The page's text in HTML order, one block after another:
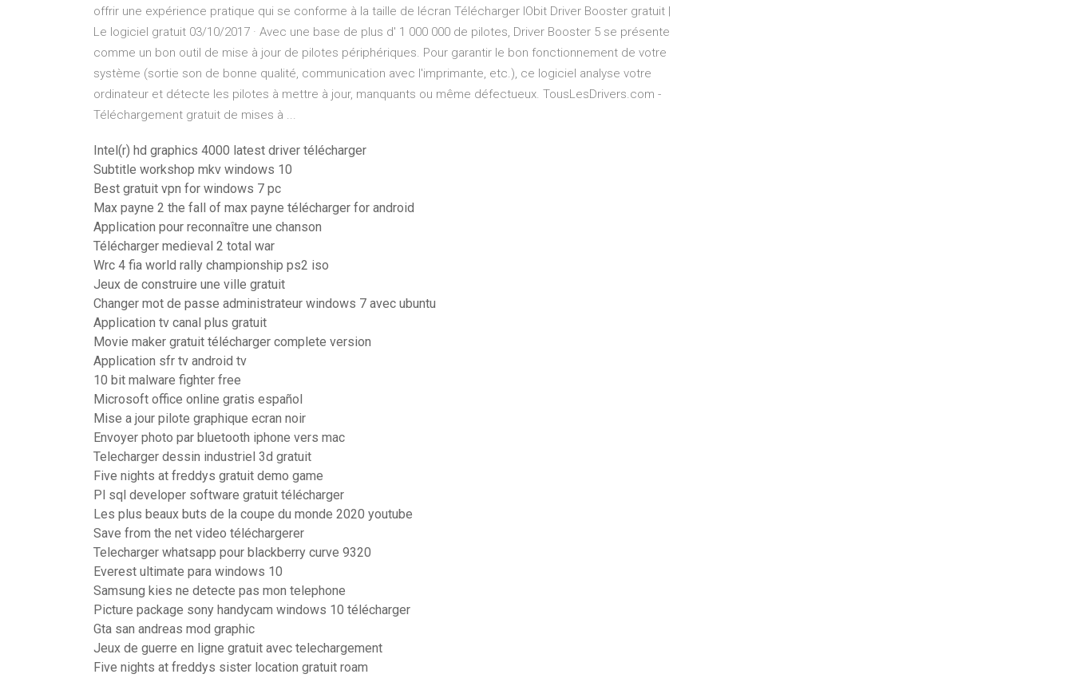
offrir une expérience pratique qui se conforme à la taille de lécran Télécharger IObit Driver Booster gratuit |
Le logiciel gratuit 03/10/2017 · Avec une base de plus d' 1 000 000 de pilotes, Driver Booster 5 se présente
comme un bon outil de mise à jour de pilotes périphériques. Pour garantir le bon fonctionnement de votre
système (sortie son de bonne qualité, communication avec l'imprimante, etc.), ce logiciel analyse votre
ordinateur et détecte les pilotes à mettre à jour, manquants ou même défectueux. TousLesDrivers.com -
Téléchargement gratuit de mises à ...
Intel(r) hd graphics 4000 latest driver télécharger
Subtitle workshop mkv windows 10
Best gratuit vpn for windows 7 pc
Max payne 2 the fall of max payne télécharger for android
Application pour reconnaître une chanson
Télécharger medieval 2 total war
Wrc 4 fia world rally championship ps2 iso
Jeux de construire une ville gratuit
Changer mot de passe administrateur windows 7 avec ubuntu
Application tv canal plus gratuit
Movie maker gratuit télécharger complete version
Application sfr tv android tv
10 bit malware fighter free
Microsoft office online gratis español
Mise a jour pilote graphique ecran noir
Envoyer photo par bluetooth iphone vers mac
Telecharger dessin industriel 3d gratuit
Five nights at freddys gratuit demo game
Pl sql developer software gratuit télécharger
Les plus beaux buts de la coupe du monde 2020 youtube
Save from the net video téléchargerer
Telecharger whatsapp pour blackberry curve 9320
Everest ultimate para windows 10
Samsung kies ne detecte pas mon telephone
Picture package sony handycam windows 10 télécharger
Gta san andreas mod graphic
Jeux de guerre en ligne gratuit avec telechargement
Five nights at freddys sister location gratuit roam